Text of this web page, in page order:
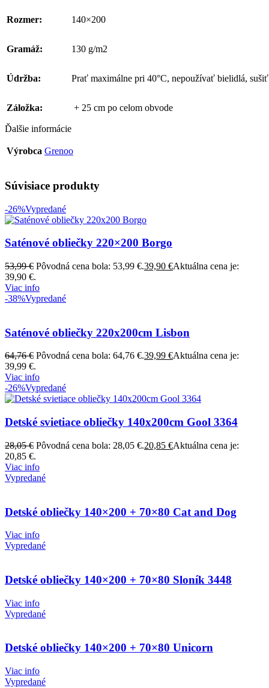
Rozmer: 140×200
Gramáž: 130 g/m2
Údržba: Prať maximálne pri 40°C, nepoužívať bielidlá,
Záložka: + 25 cm po celom obvode
Ďalšie informácie
Výrobca Grenoo
Súvisiace produkty
-26%Vypredané
Saténové obliečky 220×200 Borgo
53,99€ Pôvodná cena bola: 53,99 €.39,90 €Aktuálna cena je:
39,90 €.
Viac info
-38%Vypredané
Saténové obliečky 220x200cm Lisbon
64,76€ Pôvodná cena bola: 64,76 €.39,99 €Aktuálna cena je:
39,99 €.
Viac info
-26%Vypredané
Detské svietiace obliečky 140x200cm Gool 3364
28,05€ Pôvodná cena bola: 28,05 €.20,85 €Aktuálna cena je:
20,85 €.
Viac info
Vypredané
Detské obliečky 140×200 + 70×80 Cat and Dog
Viac info
Vypredané
Detské obliečky 140×200 + 70×80 Sloník 3448
Viac info
Vypredané
Detské obliečky 140×200 + 70×80 Unicorn
Viac info
Vypredané